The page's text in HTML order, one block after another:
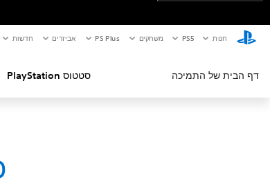
חנות PS5‏ משחקים PS Plus אביזרים חדשות
דף הבית של התמיכה סטטוס PlayStation